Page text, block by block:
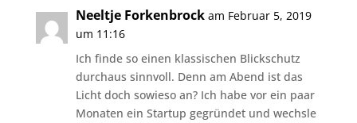
Neeltje Forkenbrock am Februar 5, 2019
um 11:16
Ich finde so einen klassischen Blickschutz
durchaus sinnvoll. Denn am Abend ist das
Licht doch sowieso an? Ich habe vor ein paar
Monaten ein Startup gegründet und wechsle